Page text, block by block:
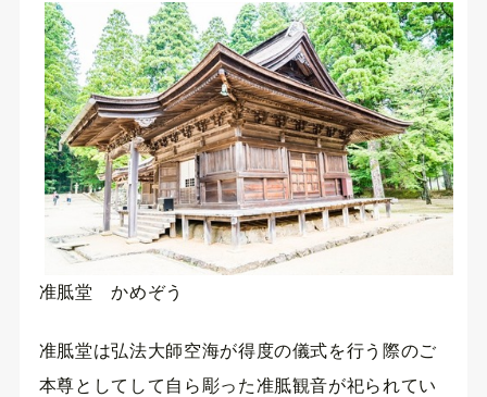
准胝堂 かめぞう
准胝堂は弘法大師空海が得度の儀式を行う際のご
本尊としてして自ら彫った准胝観音が祀られてい